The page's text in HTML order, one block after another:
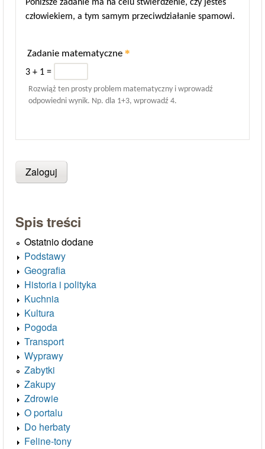
Poniższe zadanie ma na celu stwierdzenie, czy jesteś
człowiekiem, a tym samym przeciwdziałanie spamowi.
Zadanie matematyczne *
3 + 1 =
Rozwiąż ten prosty problem matematyczny i wprowadź
odpowiedni wynik. Np. dla 1+3, wprowadź 4.
Spis treści
Ostatnio dodane
Podstawy
Geografia
Historia i polityka
Kuchnia
Kultura
Pogoda
Transport
Wyprawy
Zabytki
Zakupy
Zdrowie
O portalu
Do herbaty
Feline-tony